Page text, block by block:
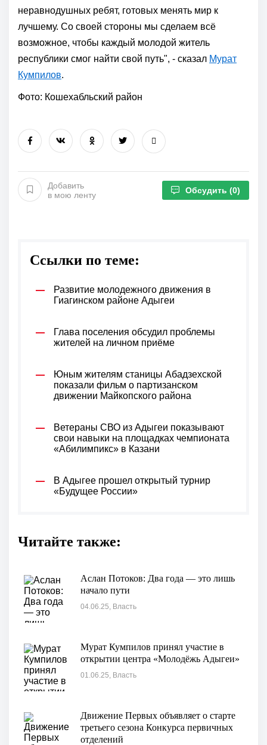
неравнодушных ребят, готовых менять мир к
лучшему. Со своей стороны мы сделаем всё
возможное, чтобы каждый молодой житель
республики смог найти свой путь", - сказал Мурат
Кумпилов.
Фото: Кошехабльский район
Добавить
в мою ленту
Обсудить (0)
Ссылки по теме:
Развитие молодежного движения в
Гиагинском районе Адыгеи
Глава поселения обсудил проблемы
жителей на личном приёме
Юным жителям станицы Абадзехской
показали фильм о партизанском
движении Майкопского района
Ветераны СВО из Адыгеи показывают
свои навыки на площадках чемпионата
«Абилимпикс» в Казани
В Адыгее прошел открытый турнир
«Будущее России»
Читайте также:
Аслан Потоков: Два года — это лишь
начало пути
04.06.25, Власть
Мурат Кумпилов принял участие в
открытии центра «Молодёжь Адыгеи»
01.06.25, Власть
Движение Первых объявляет о старте
третьего сезона Конкурса первичных
отделений